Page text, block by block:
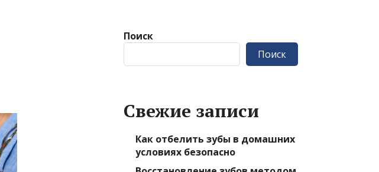
Поиск
Поиск
Свежие записи
Как отбелить зубы в домашних
условиях безопасно